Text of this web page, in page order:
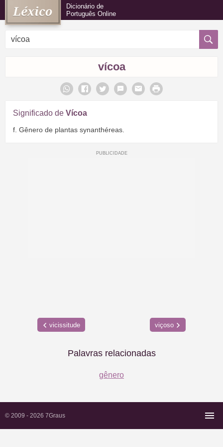
Dicionário de
Português Online
vícoa
Significado de Vícoa
f. Gênero de plantas synanthéreas.
vicissitude viçoso
Palavras relacionadas
gênero
© 2009 - 2026 7Graus